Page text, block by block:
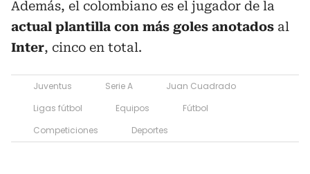
Además, el colombiano es el jugador de la
actual plantilla con más goles anotados al
Inter, cinco en total.
Juventus Serie A
Juan Cuadrado
Ligas fútbol
Equipos
Fútbol
Competiciones
Deportes